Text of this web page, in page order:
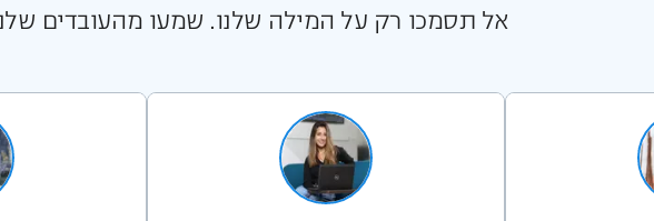
אל תסמכו רק על המילה שלנו. שמעו מהעובדים